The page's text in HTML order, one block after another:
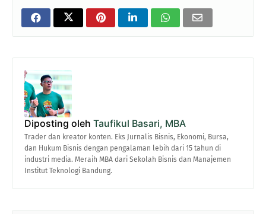
Diposting oleh Taufikul Basari, MBA
Trader dan kreator konten. Eks Jurnalis Bisnis, Ekonomi, Bursa,
dan Hukum Bisnis dengan pengalaman lebih dari 15 tahun di
industri media. Meraih MBA dari Sekolah Bisnis dan Manajemen
Institut Teknologi Bandung.